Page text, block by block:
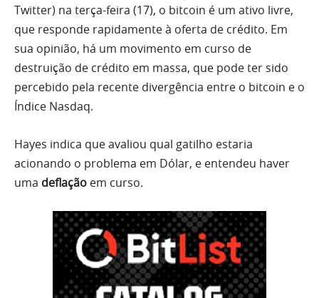
Twitter) na terça-feira (17), o bitcoin é um ativo livre,
que responde rapidamente à oferta de crédito. Em
sua opinião, há um movimento em curso de
destruição de crédito em massa, que pode ter sido
percebido pela recente divergência entre o bitcoin e o
Índice Nasdaq.
Hayes indica que avaliou qual gatilho estaria
acionando o problema em Dólar, e entendeu haver
uma deflação em curso.